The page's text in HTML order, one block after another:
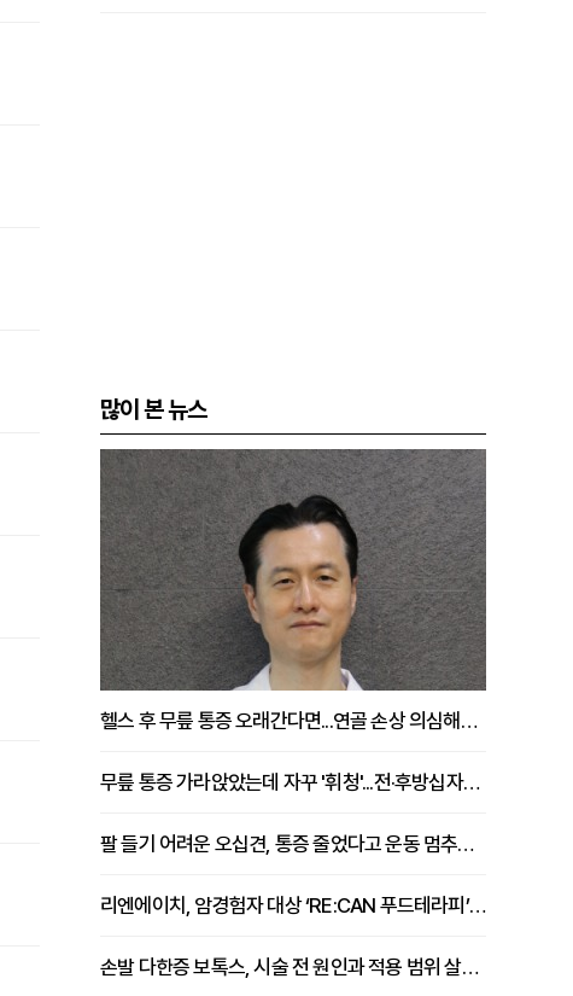
많이 본 뉴스
헬스 후 무릎 통증 오래간다면...연골 손상 의심해야 [김상범 원장 칼럼]
무릎 통증 가라앉았는데 자꾸 '휘청'...전·후방십자인대 파열 확인해야 [곽우경 원장 칼럼]
팔 들기 어려운 오십견, 통증 줄었다고 운동 멈추면 안 되는 이유 [이병욱 원장 칼럼]
리엔에이치, 암경험자 대상 ‘RE:CAN 푸드테라피’ 운영
손발 다한증 보톡스, 시술 전 원인과 적용 범위 살펴야 [강윤일 원장 칼럼]